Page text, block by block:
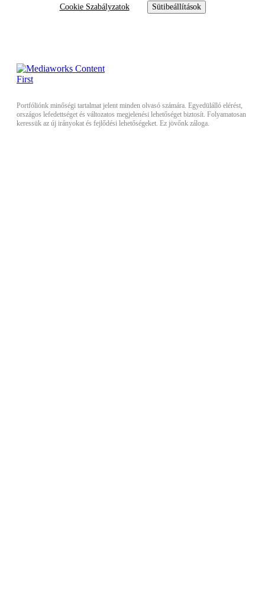
Cookie Szabályzatok Sütibeállítások
Portfóliónk minőségi tartalmat jelent minden olvasó számára. Egyedülálló elérést,
országos lefedettséget és változatos megjelenési lehetőséget biztosít. Folyamatosan
keressük az új irányokat és fejlődési lehetőségeket. Ez jövőnk záloga.